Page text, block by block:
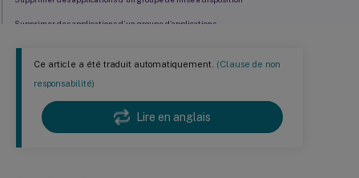
Ce article a été traduit automatiquement. (Clause de non
responsabilité)
Lire en anglais
Supprimer des applications d’un groupe d’applications
Modifier les propriétés de l’application
Résolution des problèmes de déconnexion de session avec les applications publiées